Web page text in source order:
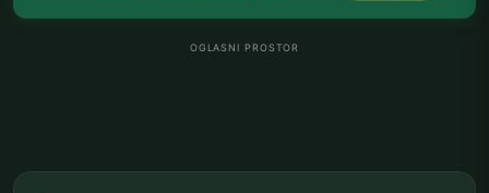
OGLASNI PROSTOR